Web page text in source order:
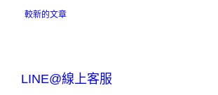
較新的文章
LINE@線上客服